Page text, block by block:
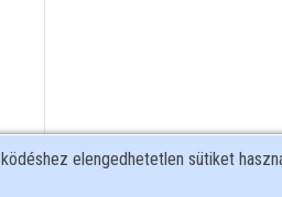
elengedhetetlen sütiket